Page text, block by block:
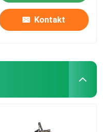
Kontakt